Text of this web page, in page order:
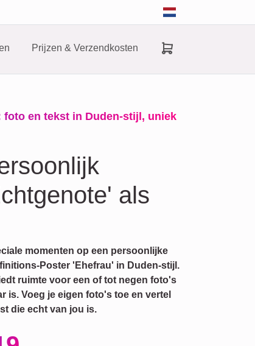
Prijzen & Verzendkosten
en tekst in Duden-stijl, uniek
als
momenten op een persoonlijke
Poster 'Ehefrau' in Duden-stijl.
ruimte voor een of tot negen foto's
is. Voeg je eigen foto's toe en vertel
die echt van jou is.